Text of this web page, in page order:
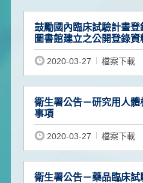
鼓勵國內臨床試驗計畫登
圖書館建立之公開登錄資
2020-03-27 檔案下載
衛生署公告－研究用人體
事項
2020-03-27 檔案下載
衛生署公告－藥品臨床試